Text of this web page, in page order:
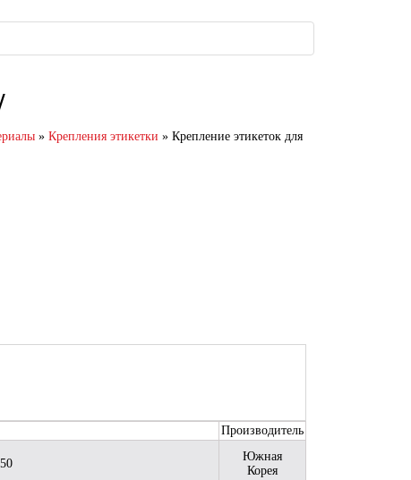
» Крепления этикетки » Крепление этикеток для
Производитель
Южная
Корея